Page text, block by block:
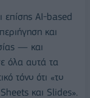
επίσης AI-based
και
— και
όλα αυτά τα
τόνο ότι «το
και Slides».